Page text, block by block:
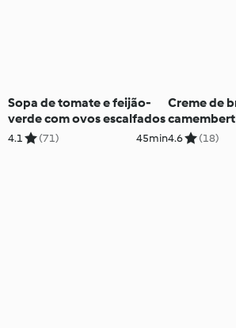
Sopa de tomate e feijão-
verde com ovos escalfados
4.1 (71) 45min
Creme de
camembert
4.6 (18)